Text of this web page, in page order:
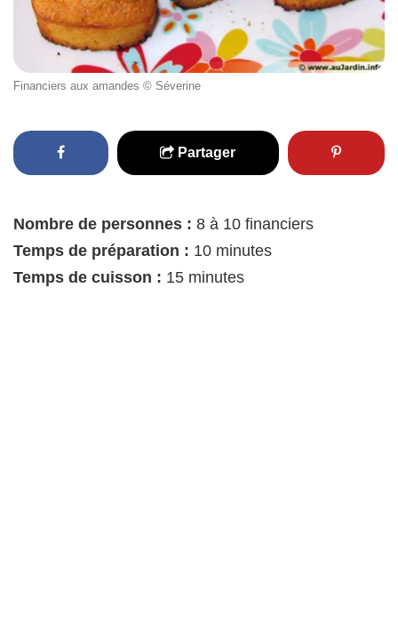
Financiers aux amandes © Séverine
Partager
Nombre de personnes : 8 à 10 financiers
Temps de préparation : 10 minutes
Temps de cuisson : 15 minutes